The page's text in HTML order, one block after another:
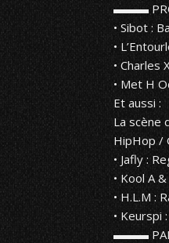
▬▬▬
• Sibot:
•
• Charles
• Met H
Et aussi :
La scène
HipHop /
• Jafly:
• Kool A&
•H.L.M :
• Keurspi
▬▬▬